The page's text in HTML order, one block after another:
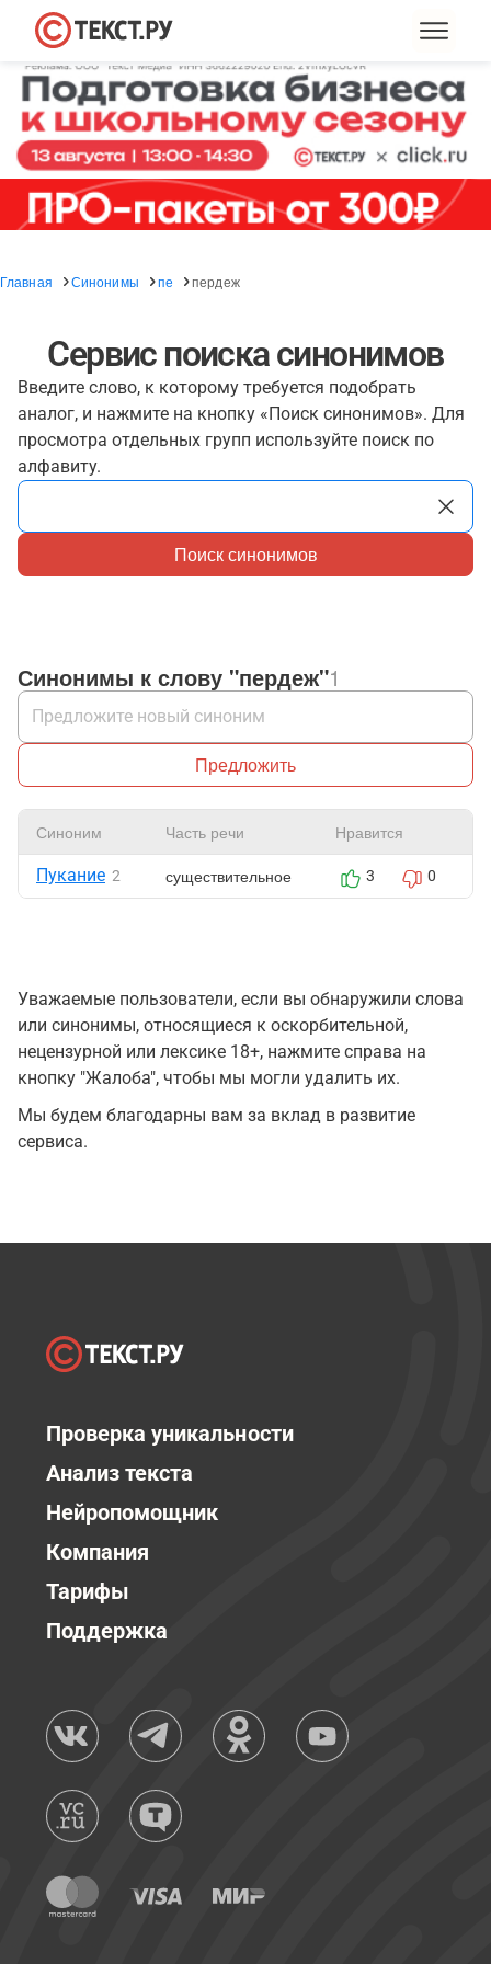
Главная Синонимы пе пердеж
Сервис поиска синонимов
Введите слово, к которому требуется подобрать
аналог, и нажмите на кнопку «Поиск синонимов». Для
просмотра отдельных групп используйте поиск по
алфавиту.
Поиск синонимов
Синонимы к слову "пердеж"1
Предложить
Синоним Часть речи Нравится
Пукание 2 существительное 3 0
Уважаемые пользователи, если вы обнаружили слова
или синонимы, относящиеся к оскорбительной,
нецензурной или лексике 18+, нажмите справа на
кнопку "Жалоба", чтобы мы могли удалить их.
Мы будем благодарны вам за вклад в развитие
сервиса.
Проверка уникальности
Анализ текста
Нейропомощник
Компания
Тарифы
Поддержка